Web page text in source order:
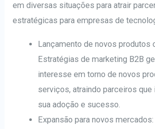
em diversas situações para atrair
estratégicas para empresas de
Lançamento de novos produtos
Estratégias de marketing B2B
interesse em torno de novos
serviços, atraindo parceiros que
sua adoção e sucesso.
Expansão para novos